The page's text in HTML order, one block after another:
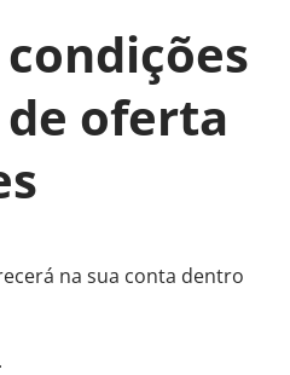
oferta
na sua conta dentro